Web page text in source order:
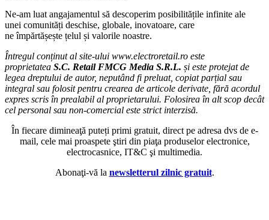
Ne-am luat angajamentul să descoperim posibilitățile infinite ale
unei comunități deschise, globale, inovatoare, care
ne împărtășește țelul și valorile noastre.
Întregul conținut al site-ului www.electroretail.ro este
proprietatea S.C. Retail FMCG Media S.R.L. și este protejat de
legea dreptului de autor, neputând fi preluat, copiat parțial sau
integral sau folosit pentru crearea de articole derivate, fără acordul
expres scris în prealabil al proprietarului. Folosirea în alt scop decât
cel personal sau non-comercial este strict interzisă.
În fiecare dimineaţă puteți primi gratuit, direct pe adresa dvs de e-
mail, cele mai proaspete ştiri din piaţa produselor electronice,
electrocasnice, IT&C şi multimedia.
Abonaţi-vă la newsletterul zilnic gratuit.